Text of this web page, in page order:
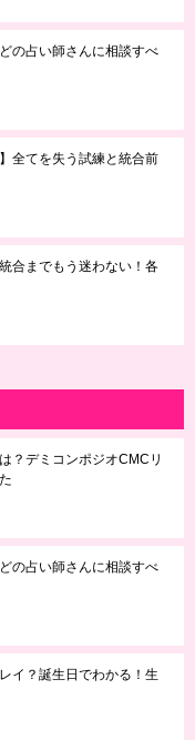
の占い師さんに相談すべ
全てを失う試練と統合前
合までもう迷わない！各
？デミコンポジオCMCリ
の占い師さんに相談すべ
イ？誕生日でわかる！生